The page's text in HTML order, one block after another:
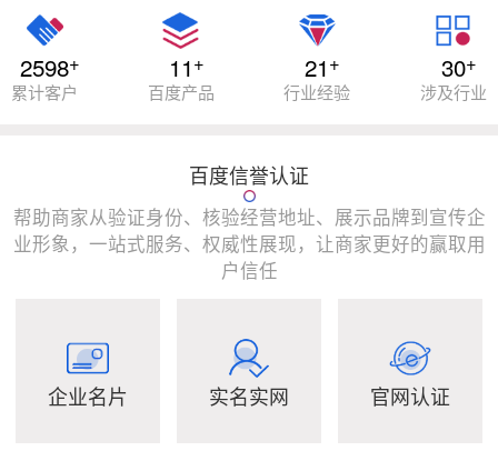
2598+
累计客户
11+
百度产品
21+
行业经验
30+
涉及行业
百度信誉认证
帮助商家从验证身份、核验经营地址、展示品牌到宣传企
业形象，一站式服务、权威性展现，让商家更好的赢取用
户信任
企业名片 实名实网 官网认证